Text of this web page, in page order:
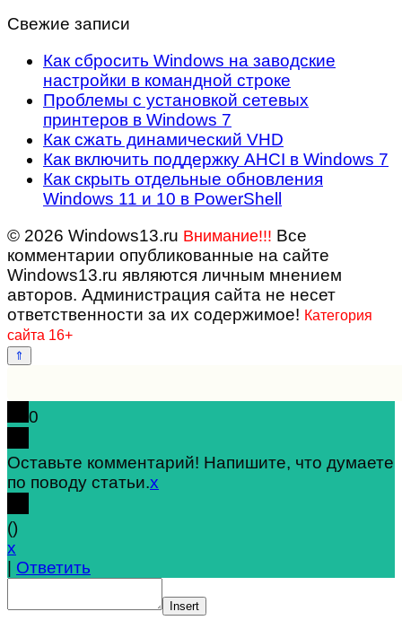
Свежие записи
Как сбросить Windows на заводские
настройки в командной строке
Проблемы с установкой сетевых
принтеров в Windows 7
Как сжать динамический VHD
Как включить поддержку AHCI в Windows 7
Как скрыть отдельные обновления
Windows 11 и 10 в PowerShell
© 2026 Windows13.ru Внимание!!! Все
комментарии опубликованные на сайте
Windows13.ru являются личным мнением
авторов. Администрация сайта не несет
ответственности за их содержимое! Категория
сайта 16+
0
Оставьте комментарий! Напишите, что думаете
по поводу статьи.x
()
x
Ответить
Insert